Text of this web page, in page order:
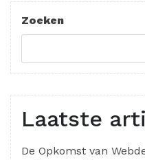
bericht
Zoeken
Laatste
De Opkomst van